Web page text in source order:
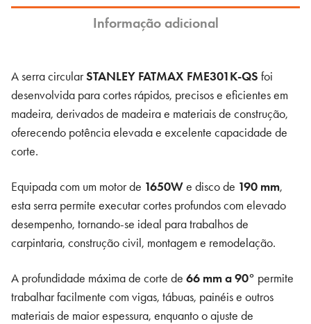
FME301K-
QS
Informação adicional
A serra circularSTANLEY FATMAX FME301K-QS foi
desenvolvida para cortes rápidos, precisos e eficientes em
madeira, derivados de madeira e materiais de construção,
oferecendo potência elevada e excelente capacidade de
corte.
Equipada com um motor de 1650We disco de 190 mm,
esta serra permite executar cortes profundos com elevado
desempenho, tornando-se ideal para trabalhos de
carpintaria, construção civil, montagem e remodelação.
A profundidade máxima de corte de 66 mm a 90° permite
trabalhar facilmente com vigas, tábuas, painéis e outros
materiais de maior espessura, enquanto o ajuste de